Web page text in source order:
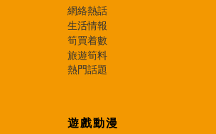
網絡熱話
生活情報
筍買着數
旅遊筍料
熱門話題
遊戲動漫